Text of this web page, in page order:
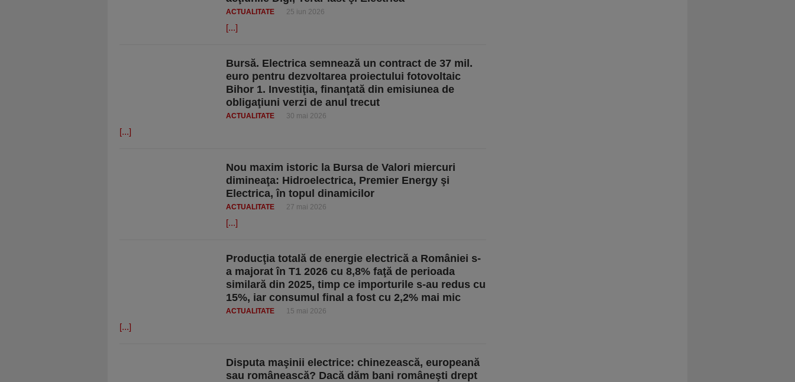
ACTUALITATE 25 iun 2026
[...]
Bursă. Electrica semnează un contract de 37 mil.
euro pentru dezvoltarea proiectului fotovoltaic
Bihor 1. Investiţia, finanţată din emisiunea de
obligaţiuni verzi de anul trecut
ACTUALITATE 30 mai 2026
[...]
Nou maxim istoric la Bursa de Valori miercuri
dimineaţa: Hidroelectrica, Premier Energy şi
Electrica, în topul dinamicilor
ACTUALITATE 27 mai 2026
[...]
Producţia totală de energie electrică a României s-
a majorat în T1 2026 cu 8,8% faţă de perioada
similară din 2025, timp ce importurile s-au redus cu
15%, iar consumul final a fost cu 2,2% mai mic
ACTUALITATE 15 mai 2026
[...]
Disputa maşinii electrice: chinezească, europeană
sau românească? Dacă dăm bani româneşti drept